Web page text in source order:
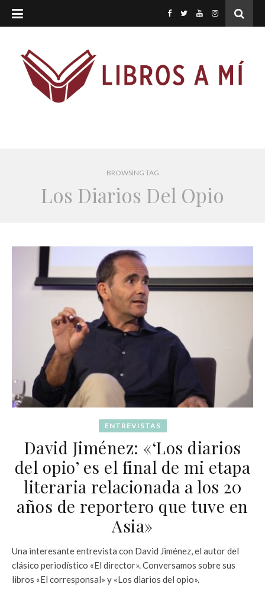
BROWSING TAG
Los Diarios Del Opio
ENTREVISTAS
David Jiménez: «‘Los diarios
del opio’ es el final de mi etapa
literaria relacionada a los 20
años de reportero que tuve en
Asia»
Una interesante entrevista con David Jiménez, el autor del
clásico periodístico «El director». Conversamos sobre sus
libros «El corresponsal» y «Los diarios del opio».